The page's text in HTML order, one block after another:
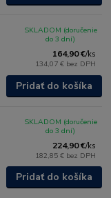
164,90 €/ks
134,07 € bez DPH
SKLADOM (doručenie
do 3 dní)
Pridať do košíka
224,90 €/ks
182,85 € bez DPH
SKLADOM (doručenie
do 3 dní)
Pridať do košíka